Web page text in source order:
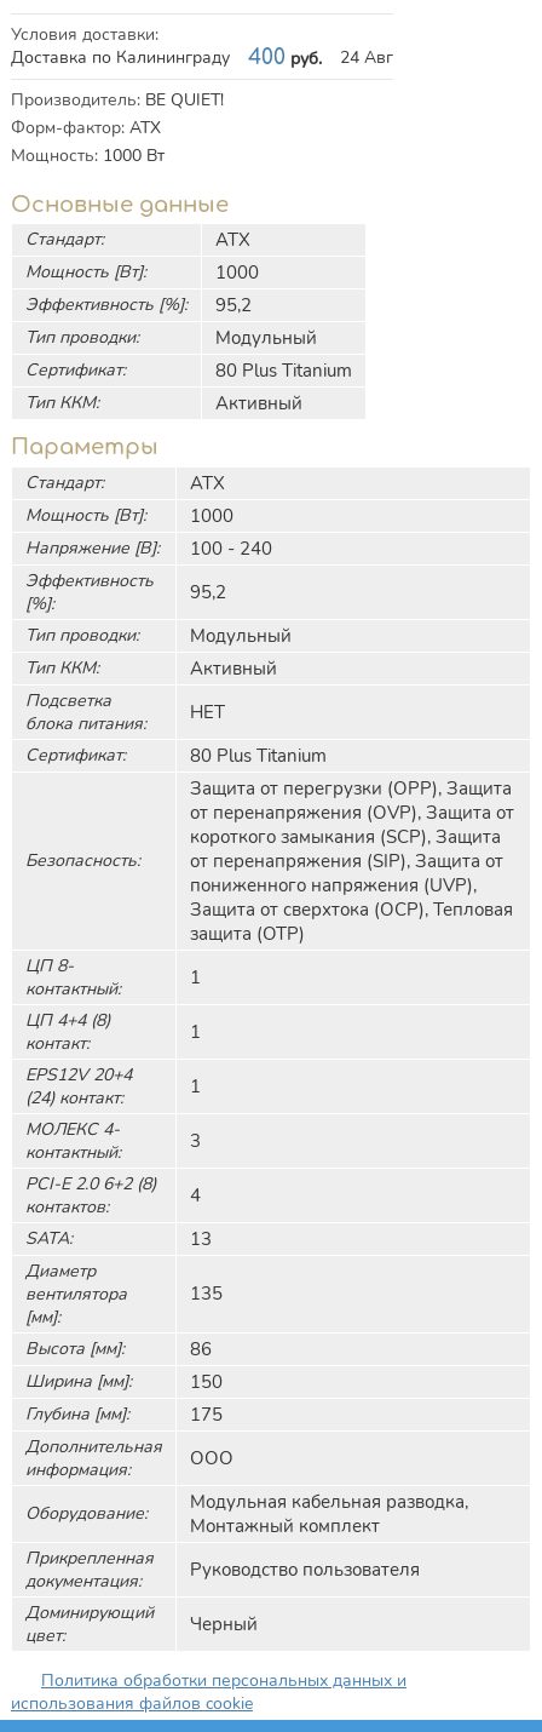
Условия доставки:
Доставка по Калининграду
400 руб.
24 Авг
Характеристики
Производитель: BE QUIET!
Форм-фактор: ATX
Мощность: 1000 Вт
Основные данные
Стандарт: АТХ
Мощность [Вт]: 1000
Эффективность [%]: 95,2
Тип проводки: Модульный
Сертификат: 80 Plus Titanium
Тип ККМ:
Активный
Параметры
Стандарт: АТХ
Мощность [Вт]: 1000
Напряжение [В]: 100 - 240
Эффективность
[%]:
95,2
Тип проводки: Модульный
Тип ККМ: Активный
Подсветка
блока питания:
НЕТ
Сертификат: 80 Plus Titanium
Безопасность:
Защита от перегрузки (OPP), Защита
от перенапряжения (OVP), Защита от
короткого замыкания (SCP), Защита
от перенапряжения (SIP), Защита от
пониженного напряжения (UVP),
Защита от сверхтока (OCP), Тепловая
защита (OTP)
ЦП 8-
контактный:
1
ЦП 4+4 (8)
контакт:
1
EPS12V 20+4
(24) контакт:
1
МОЛЕКС 4-
контактный:
3
PCI-E 2.0 6+2 (8)
контактов:
4
SATA: 13
Диаметр
вентилятора
[мм]:
135
Высота [мм]: 86
Ширина [мм]: 150
Глубина [мм]: 175
Дополнительная
информация:
ООО
Оборудование:
Модульная кабельная разводка,
Монтажный комплект
Прикрепленная
документация:
Руководство пользователя
Доминирующий
цвет:
Черный
Политика обработки персональных данных и
использования файлов cookie